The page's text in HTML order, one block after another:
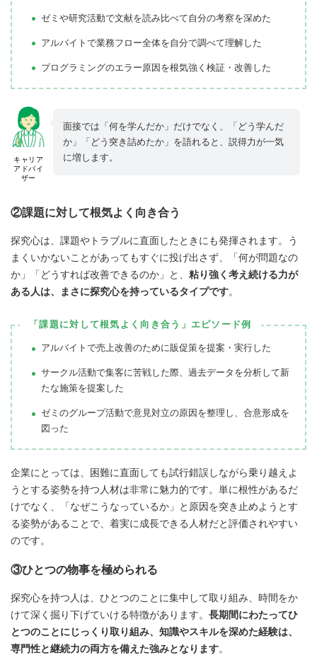
ゼミや研究活動で文献を読み比べて自分の考察を深めた
アルバイトで業務フロー全体を自分で調べて理解した
プログラミングのエラー原因を根気強く検証・改善した
キャリア
アドバイ
ザー
面接では「何を学んだか」だけでなく、「どう学んだ
か」「どう突き詰めたか」を語れると、説得力が一気
に増します。
②課題に対して根気よく向き合う
探究心は、課題やトラブルに直面したときにも発揮されます。う
まくいかないことがあってもすぐに投げ出さず、「何が問題なの
か」「どうすれば改善できるのか」と、 粘り強く考え続ける力が
ある人は、まさに探究心を持っているタイプです。
「課題に対して根気よく向き合う」エピソード例
アルバイトで売上改善のために販促策を提案・実行した
サークル活動で集客に苦戦した際、過去データを分析して新
たな施策を提案した
ゼミのグループ活動で意見対立の原因を整理し、合意形成を
図った
企業にとっては、困難に直面しても試行錯誤しながら乗り越えよ
うとする姿勢を持つ人材は非常に魅力的です。単に根性があるだ
けでなく、「なぜこうなっているか」と原因を突き止めようとす
る姿勢があることで、着実に成長できる人材だと評価されやすい
のです。
③ひとつの物事を極められる
探究心を持つ人は、ひとつのことに集中して取り組み、時間をか
けて深く掘り下げていける特徴があります。 長期間にわたってひ
とつのことにじっくり取り組み、知識やスキルを深めた経験は、
専門性と継続力の両方を備えた強みとなります。